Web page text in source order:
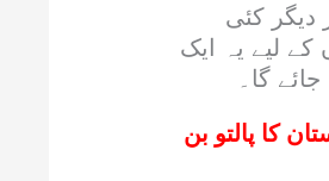
دیگر کئی
کے لیے یہ ایک
گا۔
کا پالتو بن